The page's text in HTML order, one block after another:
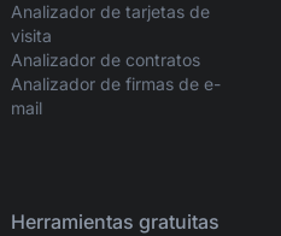
Analizador de tarjetas de
visita
Analizador de contratos
Analizador de firmas de e-
mail
Herramientas gratuitas